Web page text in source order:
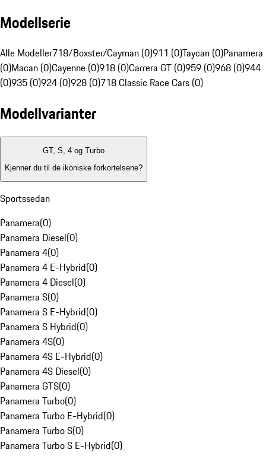
Modellserie
Alle Modeller718/Boxster/Cayman (0)911 (0)Taycan (0)Panamera
(0)Macan (0)Cayenne (0)918 (0)Carrera GT (0)959 (0)968 (0)944
(0)935 (0)924 (0)928 (0)718 Classic Race Cars (0)
Modellvarianter
GT, S, 4 og Turbo
Kjenner du til de ikoniske forkortelsene?
Sportssedan
Panamera(0)
Panamera Diesel(0)
Panamera 4(0)
Panamera 4 E-Hybrid(0)
Panamera 4 Diesel(0)
Panamera S(0)
Panamera S E-Hybrid(0)
Panamera S Hybrid(0)
Panamera 4S(0)
Panamera 4S E-Hybrid(0)
Panamera 4S Diesel(0)
Panamera GTS(0)
Panamera Turbo(0)
Panamera Turbo E-Hybrid(0)
Panamera Turbo S(0)
Panamera Turbo S E-Hybrid(0)